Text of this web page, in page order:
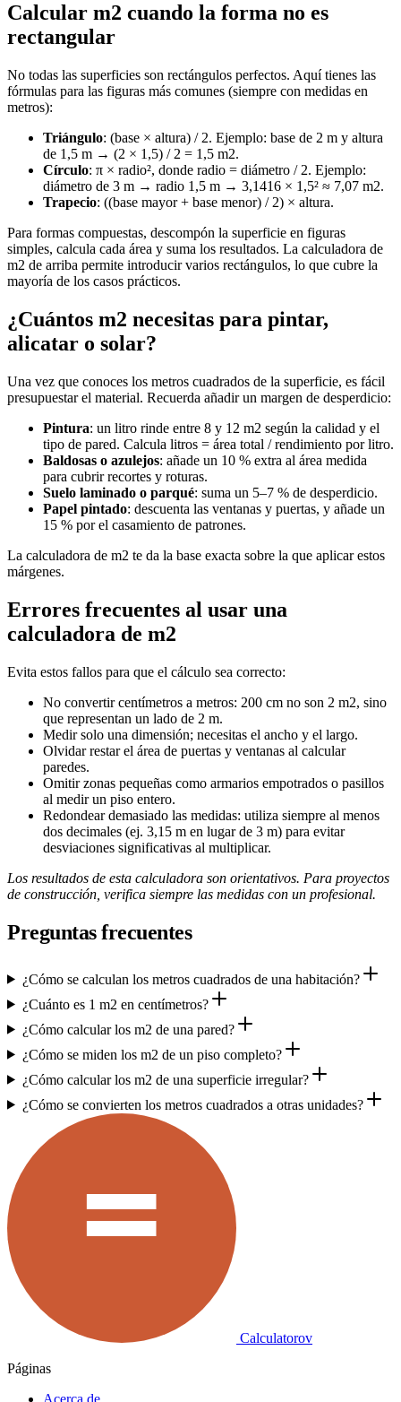
Calcular m2 cuando la forma no es
rectangular
No todas las superficies son rectángulos perfectos. Aquí tienes las
fórmulas para las figuras más comunes (siempre con medidas en
metros):
Triángulo: (base × altura) / 2. Ejemplo: base de 2 m y altura
de 1,5 m → (2 × 1,5) / 2 = 1,5 m2.
Círculo: π × radio², donde radio = diámetro / 2. Ejemplo:
diámetro de 3 m → radio 1,5 m → 3,1416 × 1,5² ≈ 7,07 m2.
Trapecio: ((base mayor + base menor) / 2) × altura.
Para formas compuestas, descompón la superficie en figuras
simples, calcula cada área y suma los resultados. La calculadora de
m2 de arriba permite introducir varios rectángulos, lo que cubre la
mayoría de los casos prácticos.
¿Cuántos m2 necesitas para pintar,
alicatar o solar?
Una vez que conoces los metros cuadrados de la superficie, es fácil
presupuestar el material. Recuerda añadir un margen de desperdicio:
Pintura: un litro rinde entre 8 y 12 m2 según la calidad y el
tipo de pared. Calcula litros = área total / rendimiento por litro.
Baldosas o azulejos: añade un 10 % extra al área medida
para cubrir recortes y roturas.
Suelo laminado o parqué: suma un 5–7 % de desperdicio.
Papel pintado: descuenta las ventanas y puertas, y añade un
15 % por el casamiento de patrones.
La calculadora de m2 te da la base exacta sobre la que aplicar estos
márgenes.
Errores frecuentes al usar una
calculadora de m2
Evita estos fallos para que el cálculo sea correcto:
No convertir centímetros a metros: 200 cm no son 2 m2, sino
que representan un lado de 2 m.
Medir solo una dimensión; necesitas el ancho y el largo.
Olvidar restar el área de puertas y ventanas al calcular
paredes.
Omitir zonas pequeñas como armarios empotrados o pasillos
al medir un piso entero.
Redondear demasiado las medidas: utiliza siempre al menos
dos decimales (ej. 3,15 m en lugar de 3 m) para evitar
desviaciones significativas al multiplicar.
Los resultados de esta calculadora son orientativos. Para proyectos
de construcción, verifica siempre las medidas con un profesional.
Preguntas frecuentes
¿Cómo se calculan los metros cuadrados de una habitación?
¿Cuánto es 1 m2 en centímetros?
¿Cómo calcular los m2 de una pared?
¿Cómo se miden los m2 de un piso completo?
¿Cómo calcular los m2 de una superficie irregular?
¿Cómo se convierten los metros cuadrados a otras unidades?
Calculatorov
Páginas
Acerca de